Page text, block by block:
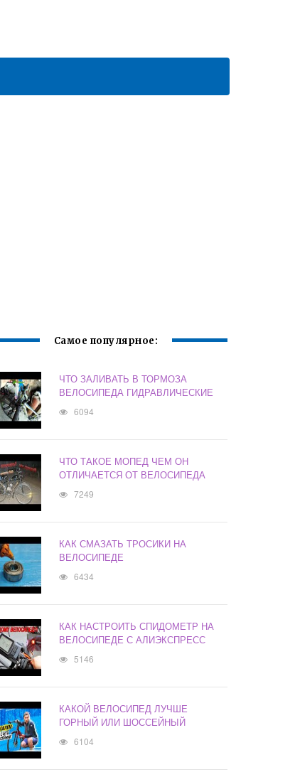
Самое популярное:
ЧТО ЗАЛИВАТЬ В ТОРМОЗА
ВЕЛОСИПЕДА ГИДРАВЛИЧЕСКИЕ
6094
ЧТО ТАКОЕ МОПЕД ЧЕМ ОН
ОТЛИЧАЕТСЯ ОТ ВЕЛОСИПЕДА
7249
КАК СМАЗАТЬ ТРОСИКИ НА
ВЕЛОСИПЕДЕ
6434
КАК НАСТРОИТЬ СПИДОМЕТР НА
ВЕЛОСИПЕДЕ С АЛИЭКСПРЕСС
5146
КАКОЙ ВЕЛОСИПЕД ЛУЧШЕ
ГОРНЫЙ ИЛИ ШОССЕЙНЫЙ
6104